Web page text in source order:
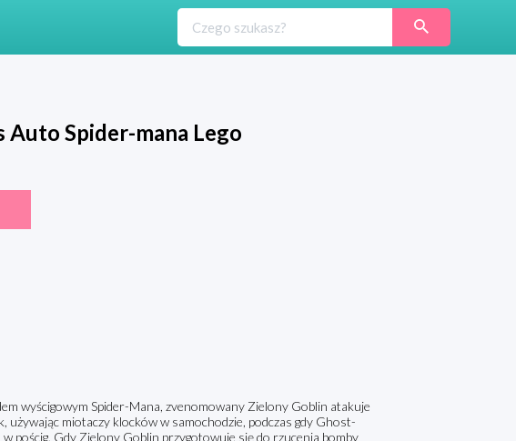
Auto Spider-mana Lego
wyścigowym Spider-Mana, zvenomowany Zielony Goblin atakuje
używając miotaczy klocków w samochodzie, podczas gdy Ghost-
pościg. Gdy Zielony Goblin przygotowuje się do rzucenia bomby